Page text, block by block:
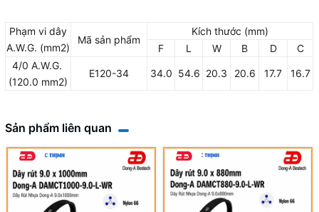
Phạm vi dây
A.W.G. (mm2)
Mã sản phẩm
Kích thước (mm)
F
L W B D
C
4/0 A.W.G.
(120.0 mm2)
E120-34 34.0 54.6 20.3 20.6 17.7 16.7
Sản phẩm liên quan